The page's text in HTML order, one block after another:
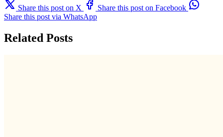
Share this post on X
Share this post on Facebook
Share this post via WhatsApp
Related Posts